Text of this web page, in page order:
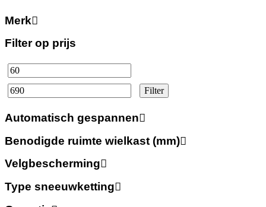
Merk
Filter op prijs
Min.
prijs
Filter
Automatisch gespannen
Benodigde ruimte wielkast (mm)
Velgbescherming
Type sneeuwketting